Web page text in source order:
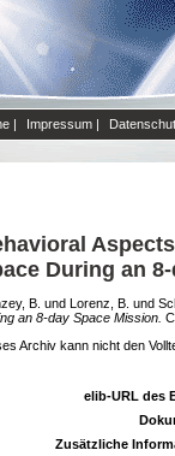
| Impressum |
During an
B. und Lorenz, B. und
an 8-day Space Mission.
Archiv kann nicht den
elib-URL des
Zusätzliche